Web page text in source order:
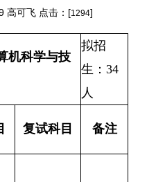
高可飞 点击：[1294]
机科学与技
拟招
生： 34
人
复试科目 备注